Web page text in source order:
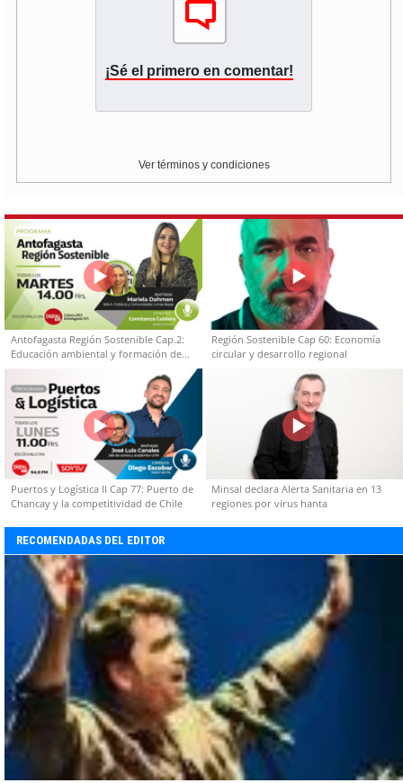
¡Sé el primero en comentar!
Ver términos y condiciones
Antofagasta Región Sostenible Cap.2:
Educación ambiental y formación de
capacidades técnicas
Región Sostenible Cap 60: Economía
circular y desarrollo regional
Puertos y Logística II Cap 77: Puerto de
Chancay y la competitividad de Chile
Minsal declara Alerta Sanitaria en 13
regiones por virus hanta
RECOMENDADAS DEL EDITOR